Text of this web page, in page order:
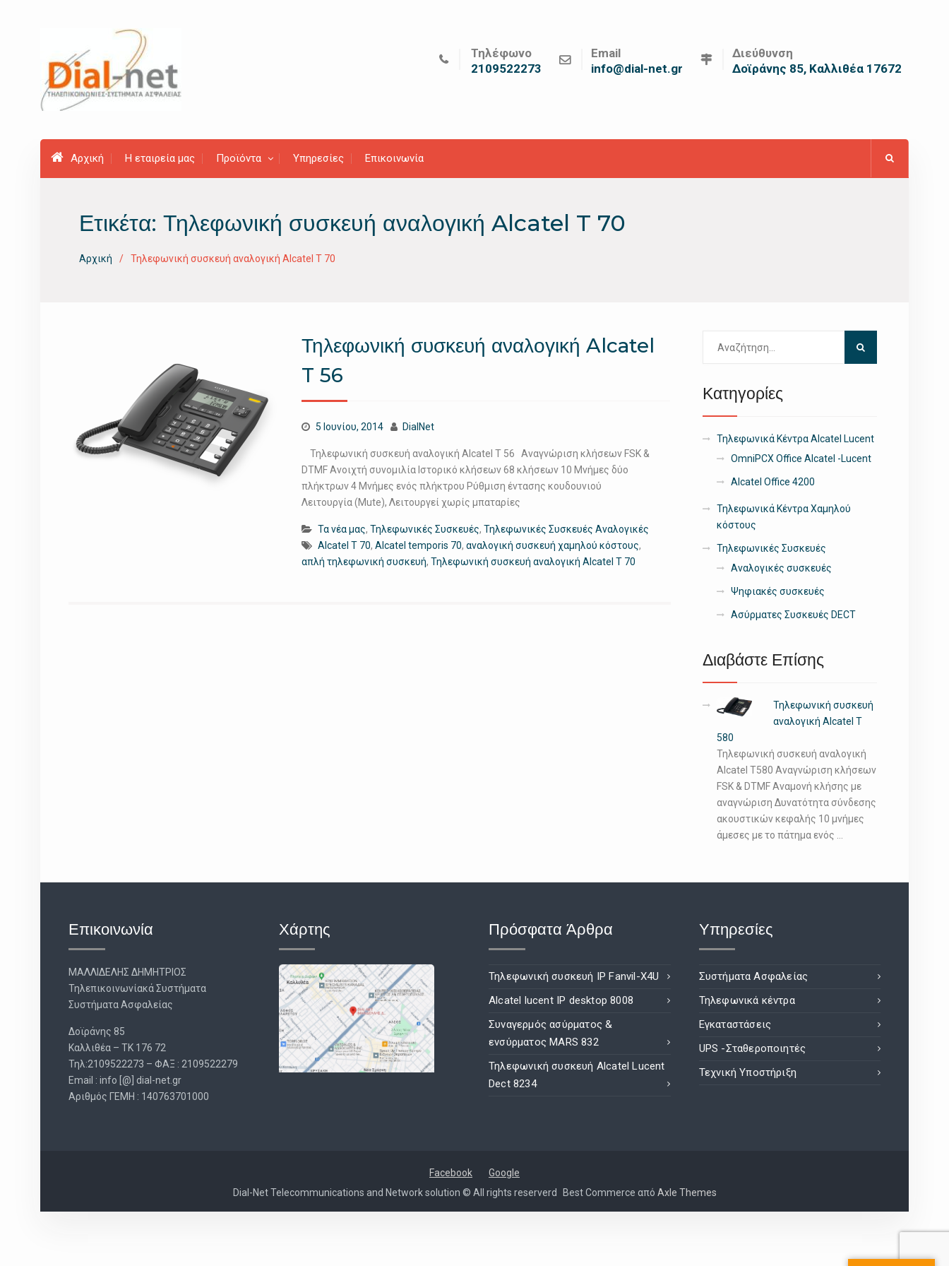
Τηλέφωνο
2109522273
Email
info@dial-net.gr
Διεύθυνση
Δοϊράνης 85, Καλλιθέα 17672
Αρχική Η εταιρεία μας Προϊόντα Υπηρεσίες Επικοινωνία
Ετικέτα: Τηλεφωνική συσκευή αναλογική Alcatel T 70
Αρχική Τηλεφωνική συσκευή αναλογική Alcatel T 70
Τηλεφωνική συσκευή αναλογική Alcatel
T 56
5 Ιουνίου, 2014 DialNet
Τηλεφωνική συσκευή αναλογική Alcatel T 56 Αναγνώριση κλήσεων FSK &
DTMF Ανοιχτή συνομιλία Ιστορικό κλήσεων 68 κλήσεων 10 Μνήμες δύο
πλήκτρων 4 Μνήμες ενός πλήκτρου Ρύθμιση έντασης κουδουνιού
Λειτουργία (Mute), Λειτουργεί χωρίς μπαταρίες
Τα νέα μας, Τηλεφωνικές Συσκευές, Τηλεφωνικές Συσκευές Αναλογικές
Alcatel T 70, Alcatel temporis 70, αναλογική συσκευή χαμηλού κόστους,
απλή τηλεφωνική συσκευή, Τηλεφωνική συσκευή αναλογική Alcatel T 70
για:
Κατηγορίες
Τηλεφωνικά Κέντρα Alcatel Lucent
OmniPCX Office Alcatel -Lucent
Alcatel Office 4200
Τηλεφωνικά Κέντρα Χαμηλού
κόστους
Τηλεφωνικές Συσκευές
Αναλογικές συσκευές
Ψηφιακές συσκευές
Ασύρματες Συσκευές DECT
Διαβάστε Επίσης
Τηλεφωνική συσκευή
αναλογική Alcatel T
580
Τηλεφωνική συσκευή αναλογική
Alcatel T580 Αναγνώριση κλήσεων
FSK & DTMF Αναμονή κλήσης με
αναγνώριση Δυνατότητα σύνδεσης
ακουστικών κεφαλής 10 μνήμες
άμεσες με το πάτημα ενός …
Επικοινωνία
ΜΑΛΛΙΔΕΛΗΣ ΔΗΜΗΤΡΙΟΣ
Τηλεπικοινωνίακά Συστήματα
Συστήματα Ασφαλείας
Δοϊράνης 85
Καλλιθέα – ΤΚ 176 72
Τηλ:2109522273 – ΦΑΞ : 2109522279
Email : info [@] dial-net.gr
Aριθμός ΓΕΜΗ : 140763701000
Χάρτης Πρόσφατα Άρθρα
Τηλεφωνική συσκευή IP Fanvil-X4U
Alcatel lucent IP desktop 8008
Συναγερμός ασύρματος &
ενσύρματος MARS 832
Τηλεφωνική συσκευή Alcatel Lucent
Dect 8234
Υπηρεσίες
Συστήματα Ασφαλείας
Τηλεφωνικά κέντρα
Εγκαταστάσεις
UPS -Σταθεροποιητές
Τεχνική Υποστήριξη
Facebook
Google
Dial-Net Telecommunications and Network solution © All rights reserverd
Best Commerce από Axle Themes